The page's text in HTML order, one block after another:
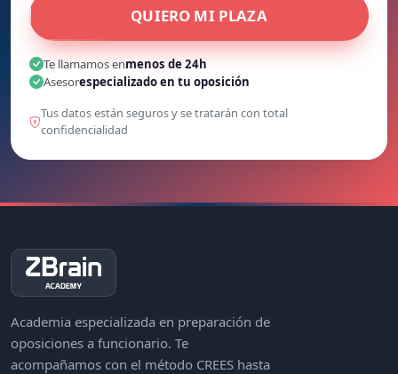
QUIERO MI PLAZA
Te llamamos enmenos de 24h
Asesorespecializado en tu oposición
Tus datos están seguros y se tratarán con total
confidencialidad
Academia especializada en preparación de
oposiciones a funcionario. Te
acompañamos con el método CREES hasta